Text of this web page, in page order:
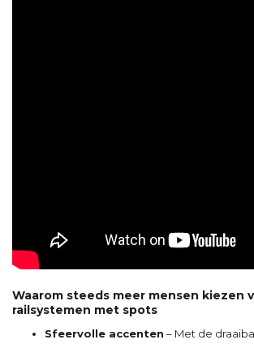
Waarom steeds meer mensen kiezen
railsystemen met spots
Sfeervolle accenten – Met de